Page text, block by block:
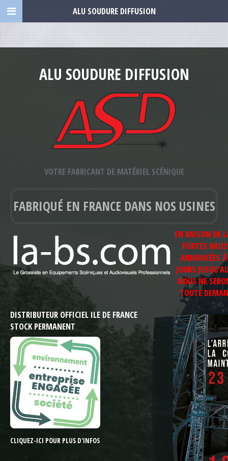
ALU SOUDURE DIFFUSION
VOTRE FABRICANT DE MATÉRIEL SCÉNIQUE
FABRIQUÉ EN FRANCE DANS NOS USINES
DISTRIBUTEUR OFFICIEL ILE DE FRANCE
STOCK PERMANENT
CLIQUEZ-ICI POUR PLUS D'INFOS
EN RAISON DE
FORTES
ANNONCÉES
JOURS
NOUS NE
TOUTE
ALU SOUDURE DIFFUSION